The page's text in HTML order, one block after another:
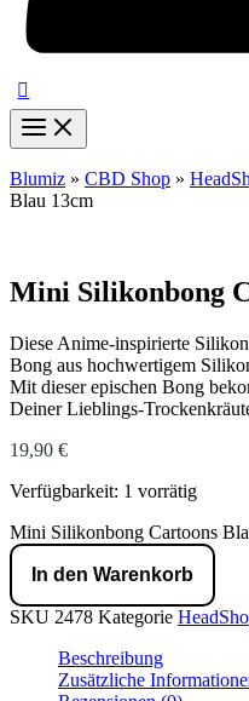
Blumiz » CBD Shop »
Blau 13cm
Mini Silikonbong
Diese Anime-inspirierte
Bong aus hochwertigem
Mit dieser epischen Bong
Deiner Lieblings-
19,90 €
Verfügbarkeit: 1 vorrätig
Mini Silikonbong Cartoons
In den Warenkorb
SKU 2478 Kategorie
Beschreibung
Zusätzliche